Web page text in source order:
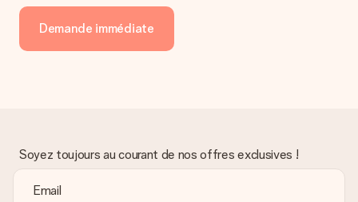
Demande immédiate
Soyez toujours au courant de nos offres exclusives !